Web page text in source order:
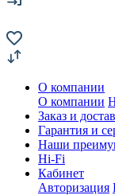
О компании
О компании
Заказ и
Гарантия и
Наши
Hi-Fi
Кабинет
Авторизация